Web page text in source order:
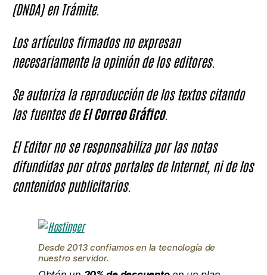
(DNDA) en Trámite.
Los artículos firmados no expresan
necesariamente la opinión de los editores.
Se autoriza la reproducción de los textos citando
las fuentes deEl Correo Gráfico.
El Editor no se responsabiliza por las notas
difundidas por otros portales de Internet, ni de los
contenidos publicitarios.
Desde 2013 confiamos en la tecnología de
nuestro servidor.